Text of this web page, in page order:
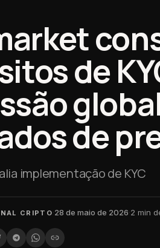
de
de
implementação de KYC
CRIPTO·28 de maio de 2026·2 min